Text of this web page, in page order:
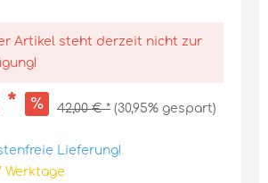
Artikel steht derzeit nicht zur
* 42,00 € * (30,95% gespart)
Lieferung!
Werktage